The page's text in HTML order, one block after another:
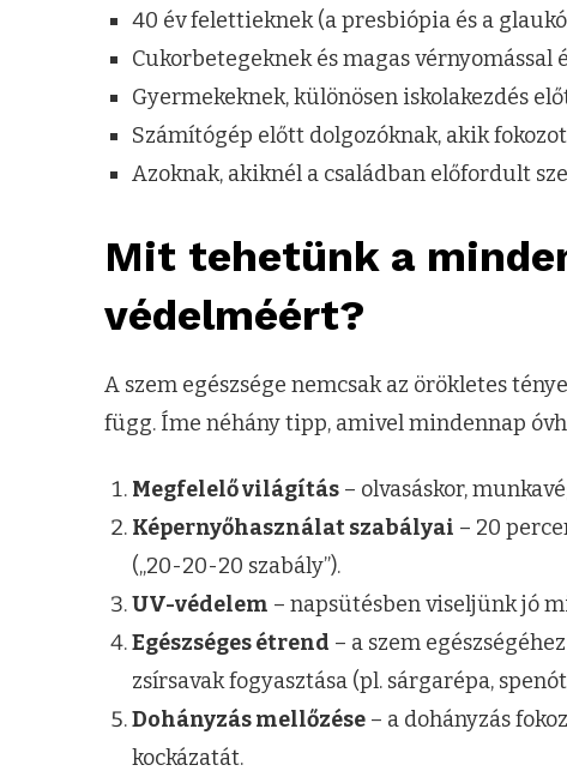
40 év felettieknek (a presbiópia és a
Cukorbetegeknek és magas vérnyomással
Gyermekeknek, különösen iskolakezdés
Számítógép előtt dolgozóknak, akik
Azoknak, akiknél a családban előfordult
Mit tehetünk a
védelméért?
A szem egészsége nemcsak az örökletes
függ. Íme néhány tipp, amivel mindennap
Megfelelő világítás – olvasáskor,
Képernyőhasználat szabályai – 20
(„20-20-20 szabály”).
UV-védelem – napsütésben viseljünk jó
Egészséges étrend – a szem
zsírsavak fogyasztása (pl. sárgarépa,
Dohányzás mellőzése – a dohányzás
kockázatát.